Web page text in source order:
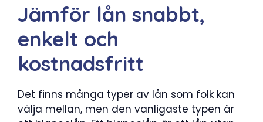
Jämför lån snabbt,
enkelt och
kostnadsfritt
Det finns många typer av lån som folk kan
välja mellan, men den vanligaste typen är